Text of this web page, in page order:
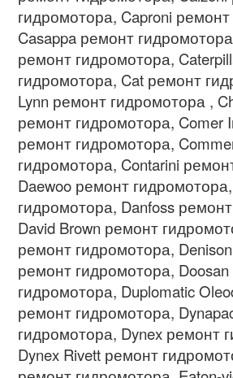
гидромотора, Caproni
Casappa ремонт
ремонт гидромотора,
гидромотора, Cat ремонт
Lynn ремонт гидромотора ,
ремонт гидромотора, Comer
ремонт гидромотора,
гидромотора, Contarini
Daewoo ремонт
гидромотора, Danfoss
David Brown ремонт
ремонт гидромотора,
ремонт гидромотора,
гидромотора, Duplomatic
ремонт гидромотора,
гидромотора, Dynex ремонт
Dynex Rivett ремонт